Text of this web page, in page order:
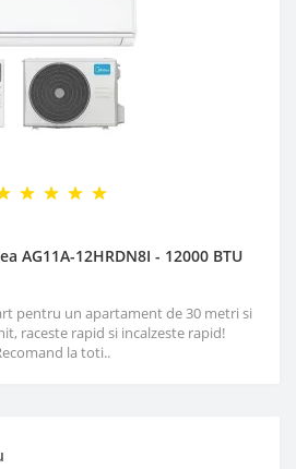
AG11A-12HRDN8I - 12000 BTU
pentru un apartament de 30 metri si
raceste rapid si incalzeste rapid!
la toti..